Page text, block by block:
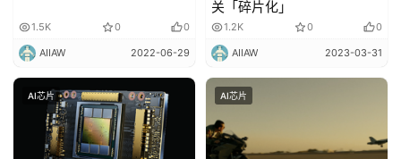
1.5K 0 0
AIIAW 2022-06-29
关「碎片化」
1.2K 0 0
AIIAW 2023-03-31
AI芯片 AI芯片